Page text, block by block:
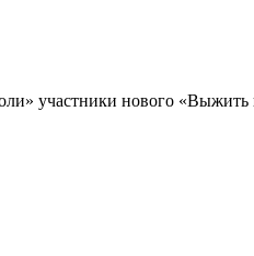
участники нового